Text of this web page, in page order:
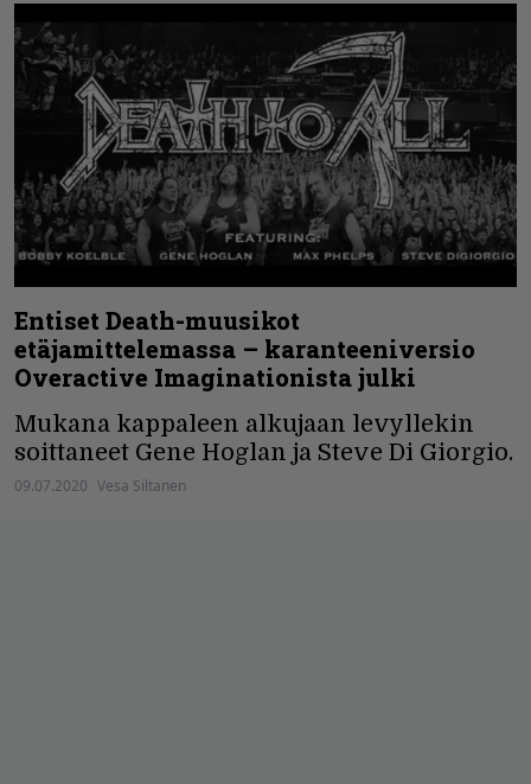
Entiset Death-muusikot
etäjamittelemassa – karanteeniversio
Overactive Imaginationista julki
Mukana kappaleen alkujaan levyllekin
soittaneet Gene Hoglan ja Steve Di Giorgio.
09.07.2020 Vesa Siltanen